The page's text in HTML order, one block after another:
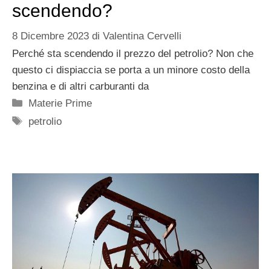
scendendo?
8 Dicembre 2023 di Valentina Cervelli
Perché sta scendendo il prezzo del petrolio? Non che
questo ci dispiaccia se porta a un minore costo della
benzina e di altri carburanti da
Categorie
Materie Prime
Tag
petrolio